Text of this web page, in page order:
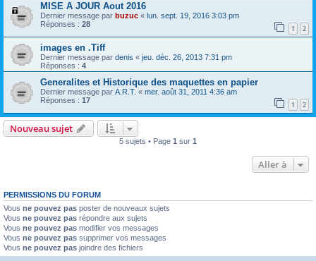
MISE A JOUR Aout 2016
Dernier message par buzuc « lun. sept. 19, 2016 3:03 pm
Réponses : 28 1 2
images en .Tiff
Dernier message par denis « jeu. déc. 26, 2013 7:31 pm
Réponses : 4
Generalites et Historique des maquettes en papier
Dernier message par A.R.T. « mer. août 31, 2011 4:36 am
Réponses : 17 1 2
Nouveau sujet
5 sujets • Page 1 sur 1
Aller à
PERMISSIONS DU FORUM
Vous ne pouvez pas poster de nouveaux sujets
Vous ne pouvez pas répondre aux sujets
Vous ne pouvez pas modifier vos messages
Vous ne pouvez pas supprimer vos messages
Vous ne pouvez pas joindre des fichiers